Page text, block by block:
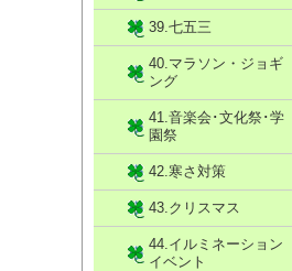
39.七五三
40.マラソン・ジョギ
ング
41.音楽会･文化祭･学
園祭
42.寒さ対策
43.クリスマス
44.イルミネーション
イベント